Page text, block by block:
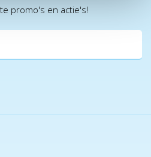
promo's en actie's!